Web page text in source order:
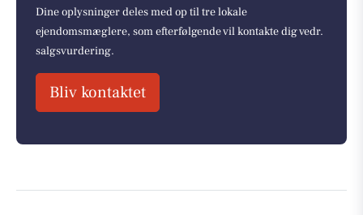
Dine oplysninger deles med op til tre lokale
ejendomsmæglere, som efterfølgende vil kontakte dig vedr.
salgsvurdering.
Bliv kontaktet